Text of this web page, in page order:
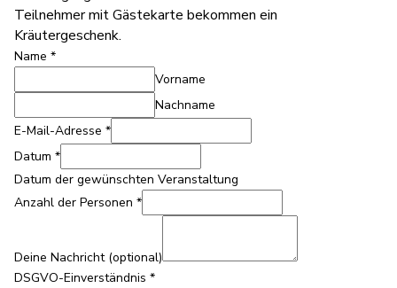
Teilnehmer mit Gästekarte bekommen ein
Kräutergeschenk.
Name *
Vorname
Nachname
E-Mail-Adresse *
Anzahl
Name
Nachricht
Datum *
Datum der gewünschten Veranstaltung
Anzahl der Personen *
Deine Nachricht (optional)
DSGVO-Einverständnis *